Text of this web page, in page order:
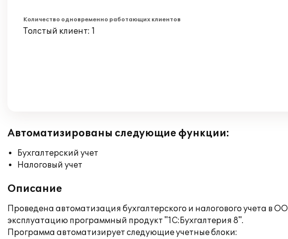
Количество одновременно работающих клиентов
Толстый клиент: 1
Автоматизированы следующие функции:
Бухгалтерский учет
Налоговый учет
Описание
Проведена автоматизация бухгалтерского и налогового учета
эксплуатацию программный продукт "1С:Бухгалтерия 8".
Программа автоматизирует следующие учетные блоки: